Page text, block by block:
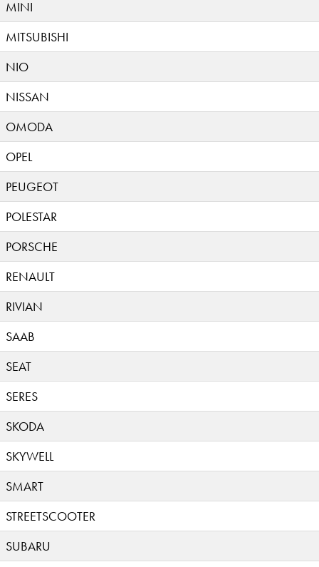
MINI
MITSUBISHI
NIO
NISSAN
OMODA
OPEL
PEUGEOT
POLESTAR
PORSCHE
RENAULT
RIVIAN
SAAB
SEAT
SERES
SKODA
SKYWELL
SMART
STREETSCOOTER
SUBARU